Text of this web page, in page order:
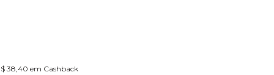
38,40 em Cashback